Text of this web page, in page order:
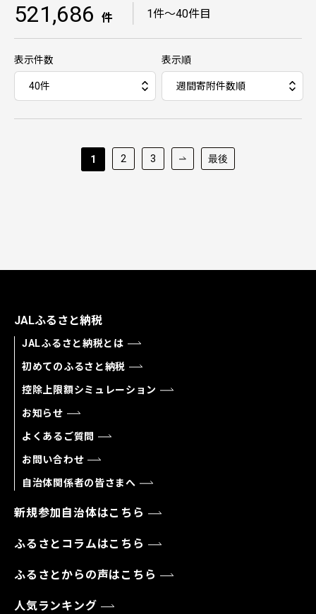
521,686 件 1件～40件目
表示件数 表示順
1 2 3 最後
JALふるさと納税
JALふるさと納税とは
初めてのふるさと納税
控除上限額シミュレーション
お知らせ
よくあるご質問
お問い合わせ
自治体関係者の皆さまへ
新規参加自治体はこちら
ふるさとコラムはこちら
ふるさとからの声はこちら
人気ランキング